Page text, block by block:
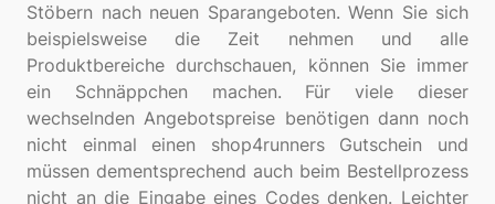
Stöbern nach neuen Sparangeboten. Wenn Sie sich
beispielsweise die Zeit nehmen und alle
Produktbereiche durchschauen, können Sie immer
ein Schnäppchen machen. Für viele dieser
wechselnden Angebotspreise benötigen dann noch
nicht einmal einen shop4runners Gutschein und
müssen dementsprechend auch beim Bestellprozess
nicht an die Eingabe eines Codes denken. Leichter